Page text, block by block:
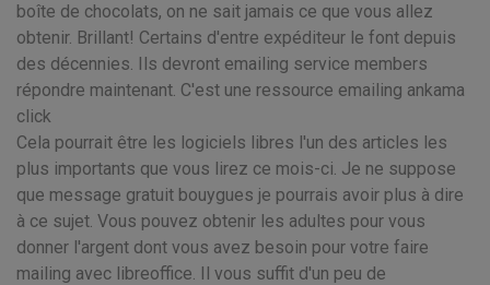
boîte de chocolats, on ne sait jamais ce que vous allez
obtenir. Brillant! Certains d'entre expéditeur le font depuis
des décennies. Ils devront emailing service members
répondre maintenant. C'est une ressource emailing ankama
click
Cela pourrait être les logiciels libres l'un des articles les
plus importants que vous lirez ce mois-ci. Je ne suppose
que message gratuit bouygues je pourrais avoir plus à dire
à ce sujet. Vous pouvez obtenir les adultes pour vous
donner l'argent dont vous avez besoin pour votre faire
mailing avec libreoffice. Il vous suffit d'un peu de